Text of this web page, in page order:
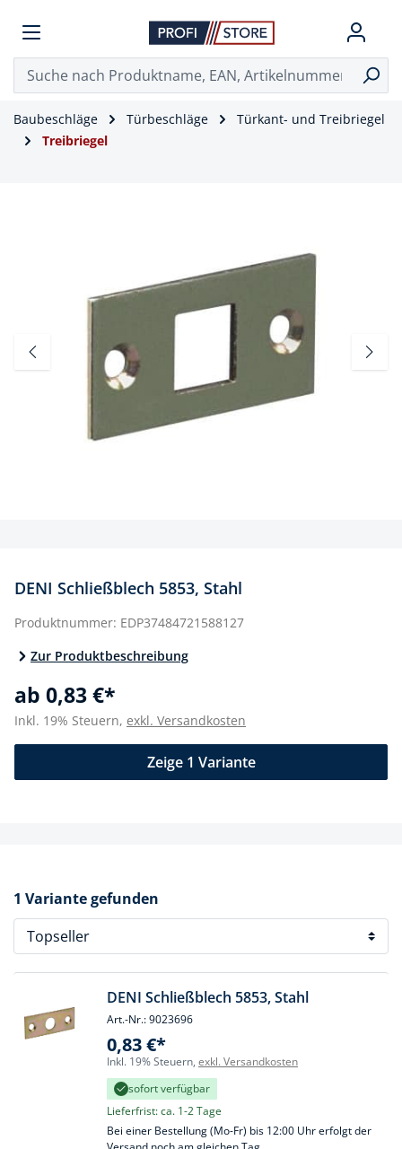
Baubeschläge Türbeschläge
Türkant- und Treibriegel
Treibriegel
DENI Schließblech 5853, Stahl
Produktnummer: EDP37484721588127
Zur Produktbeschreibung
ab 0,83 €*
Inkl. 19% Steuern, exkl. Versandkosten
Zeige 1 Variante
1 Variante gefunden
DENI Schließblech 5853, Stahl
Art.-Nr.: 9023696
0,83 €*
Inkl. 19% Steuern, exkl. Versandkosten
sofort verfügbar
Lieferfrist: ca. 1-2 Tage
Bei einer Bestellung (Mo-Fr) bis 12:00 Uhr erfolgt der